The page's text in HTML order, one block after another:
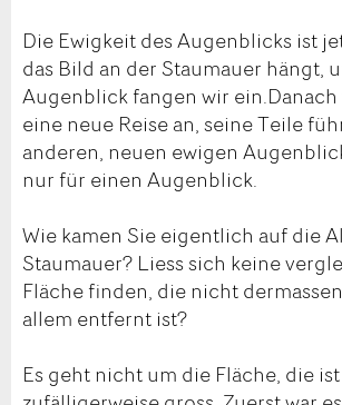
Die Ewigkeit des Augenblicks ist
das Bild an der Staumauer hängt,
Augenblick fangen wir
eine neue Reise an, seine Teile
anderen, neuen ewigen
nur für einen Augenblick.
Wie kamen Sie eigentlich auf die
Staumauer? Liess sich keine
Fläche finden, die nicht
allem entfernt ist?
Es geht nicht um die Fläche, die ist